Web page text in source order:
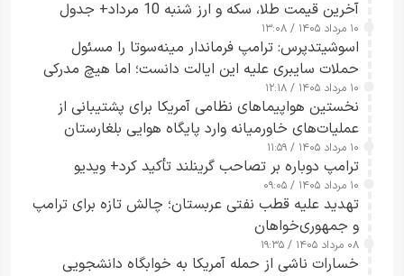
آخرین قیمت طلا، سکه و ارز شنبه 10 مرداد+ جدول
۱۰ مرداد ۱۴۰۵ / ۱۳:۰۸
اسوشیتدپرس: ترامپ فرماندار مینه‌سوتا را مسئول
حملات سایبری علیه این ایالت دانست؛ اما هیچ مدرکی
ارائه نکرد
۱۰ مرداد ۱۴۰۵ / ۱۲:۱۸
نخستین هواپیماهای نظامی آمریکا برای پشتیبانی از
عملیات‌های خاورمیانه وارد پایگاه هوایی بلغارستان
شدند
۱۰ مرداد ۱۴۰۵ / ۱۱:۵۹
ترامپ دوباره بر تصاحب گرینلند تأکید کرد+ ویدیو
۱۰ مرداد ۱۴۰۵ / ۰۹:۰۵
تهدید علیه قطب نفتی عربستان؛ چالش تازه برای ترامپ
و جمهوری‌خواهان
۰۸ مرداد ۱۴۰۵ / ۱۹:۳۵
خسارات ناشی از حمله آمریکا به خوابگاه دانشجویی